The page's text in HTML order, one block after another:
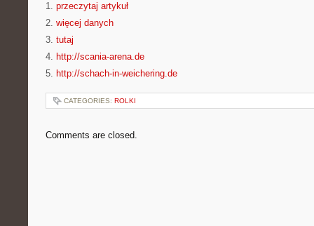
1. przeczytaj artykuł
2. więcej danych
3. tutaj
4. http://scania-arena.de
5. http://schach-in-weichering.de
CATEGORIES: ROLKI
Comments are closed.